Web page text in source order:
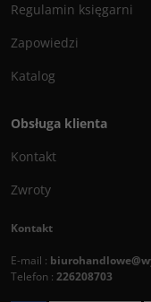
Regulamin księgarni
Zapowiedzi
Katalog
Obsługa klienta
Kontakt
Zwroty
Kontakt
E-mail :
Telefon : 226208703